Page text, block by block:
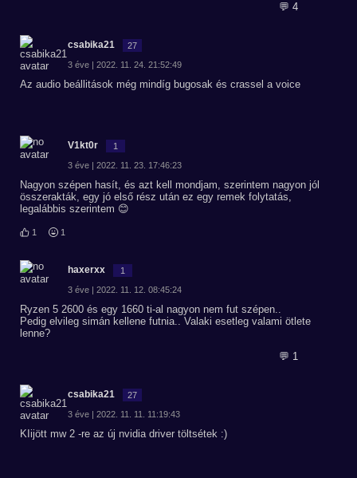
💬 4
csabika21 27
3 éve | 2022. 11. 24. 21:52:49
Az audio beállitások még mindíg bugosak és crassel a voice
V1kt0r 1
3 éve | 2022. 11. 23. 17:46:23
Nagyon szépen hasít, és azt kell mondjam, szerintem nagyon jól
összerakták, egy jó első rész után ez egy remek folytatás,
legalábbis szerintem 😊
1 1
haxerxx 1
3 éve | 2022. 11. 12. 08:45:24
Ryzen 5 2600 és egy 1660 ti-al nagyon nem fut szépen..
Pedig elvileg simán kellene futnia.. Valaki esetleg valami ötlete
lenne?
💬 1
csabika21 27
3 éve | 2022. 11. 11. 11:19:43
KIijött mw 2 -re az új nvidia driver töltsétek :)